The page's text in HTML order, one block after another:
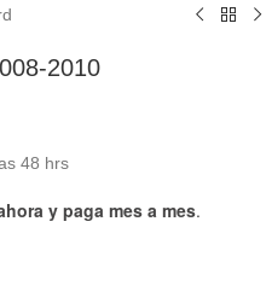
2010
48 hrs
y paga mes a mes.